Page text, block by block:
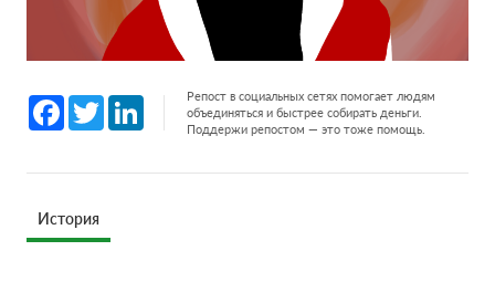
Facebook
Twitter LinkedInРепост в социальных сетях помогает людям
объединяться и быстрее собирать деньги.
Поддержи репостом — это тоже помощь.
История